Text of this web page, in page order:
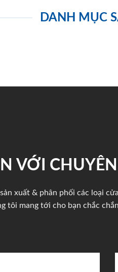
DANH MỤC
VỚI
xuất & phân phối các loại
tôi mang tới cho bạn chắc